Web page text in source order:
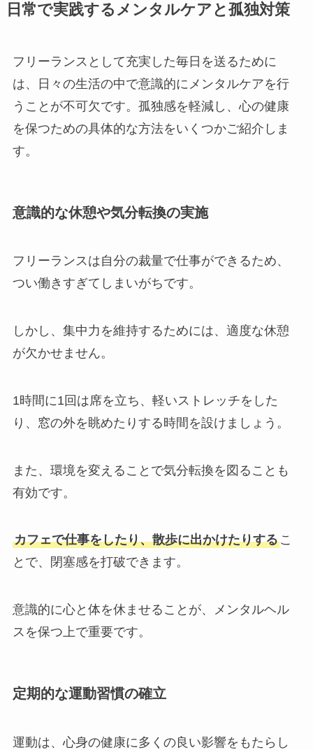
日常で実践するメンタルケアと孤独対策
フリーランスとして充実した毎日を送るために
は、日々の生活の中で意識的にメンタルケアを行
うことが不可欠です。孤独感を軽減し、心の健康
を保つための具体的な方法をいくつかご紹介しま
す。
意識的な休憩や気分転換の実施
フリーランスは自分の裁量で仕事ができるため、
つい働きすぎてしまいがちです。
しかし、集中力を維持するためには、適度な休憩
が欠かせません。
1時間に1回は席を立ち、軽いストレッチをした
り、窓の外を眺めたりする時間を設けましょう。
また、環境を変えることで気分転換を図ることも
有効です。
カフェで仕事をしたり、散歩に出かけたりするこ
とで、閉塞感を打破できます。
意識的に心と体を休ませることが、メンタルヘル
スを保つ上で重要です。
定期的な運動習慣の確立
運動は、心身の健康に多くの良い影響をもたらし